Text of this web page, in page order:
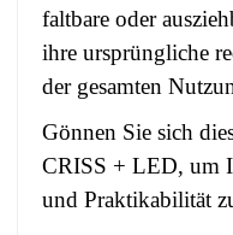
faltbare oder
ihre ursprüngliche
der gesamten
Gönnen Sie sich
CRISS + LED, um
und Praktikabilität